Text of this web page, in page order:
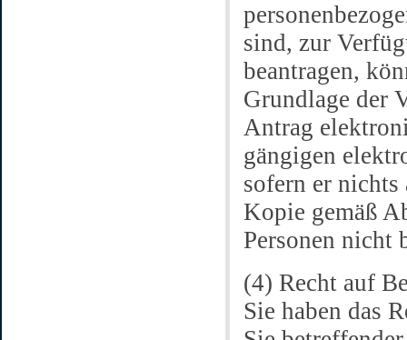
sind, zur
beantragen,
Grundlage der
Antrag
gängigen
sofern er nichts
Kopie gemäß
Personen nicht
(4) Recht auf
Sie haben das